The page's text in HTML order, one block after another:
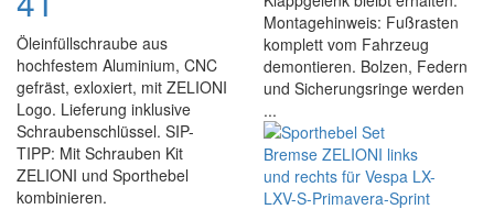
Öleinfüllschraube aus
hochfestem Aluminium, CNC
gefräst, exloxiert, mit ZELIONI
Logo. Lieferung inklusive
Schraubenschlüssel. SIP-
TIPP: Mit Schrauben Kit
ZELIONI und Sporthebel
kombinieren.
Montagehinweis: Fußrasten
komplett vom Fahrzeug
demontieren. Bolzen, Federn
und Sicherungsringe werden
...